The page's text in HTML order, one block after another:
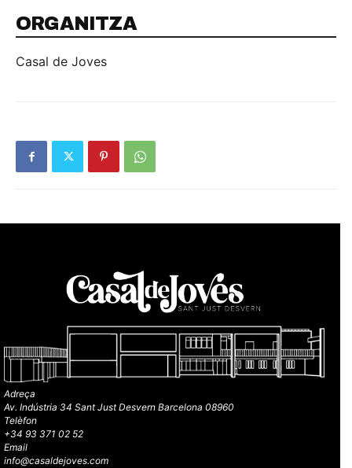
ORGANITZA
Casal de Joves
Adreça
Av. Indústria 34 Sant Just Desvern Barcelona 08960
Telèfon
+34 93 371 02 52
Email
info@casaldejoves.com